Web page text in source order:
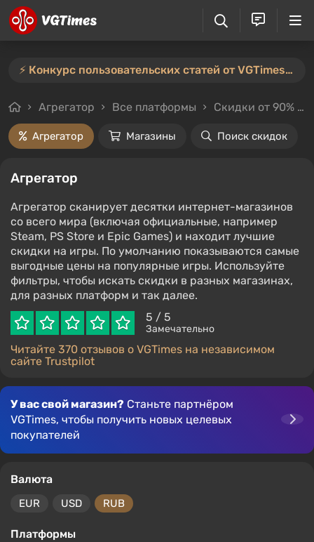
⚡️ Конкурс пользовательских статей от VGTimes продлён — участвуйте тут ⚡️
Агрегатор Все платформы Скидки от 90%
Агрегатор Магазины Поиск скидок
Агрегатор
Агрегатор сканирует десятки интернет-магазинов
со всего мира (включая официальные, например
Steam, PS Store и Epic Games) и находит лучшие
скидки на игры. По умолчанию показываются самые
выгодные цены на популярные игры. Используйте
фильтры, чтобы искать скидки в разных магазинах,
для разных платформ и так далее.
5 / 5
Замечательно
Читайте 370 отзывов о VGTimes на независимом
сайте Trustpilot
У вас свой магазин? Станьте партнёром
VGTimes, чтобы получить новых целевых
покупателей
Валюта
EUR USD RUB
Платформы